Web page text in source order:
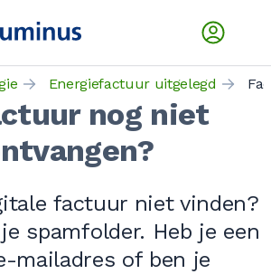
Energiefactuur uitgelegd
nog niet
factuur niet vinden?
spamfolder. Heb je een
mailadres of ben je